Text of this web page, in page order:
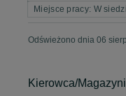
Miejsce pracy: W
Odświeżono dnia 06
Kierowca/